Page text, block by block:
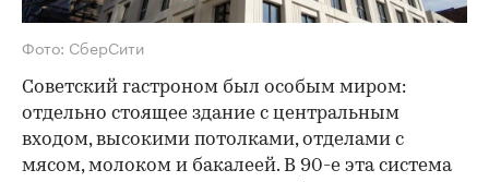
Фото: СберСити
Советский гастроном был особым миром:
отдельно стоящее здание с центральным
входом, высокими потолками, отделами с
мясом, молоком и бакалеей. В 90-е эта система